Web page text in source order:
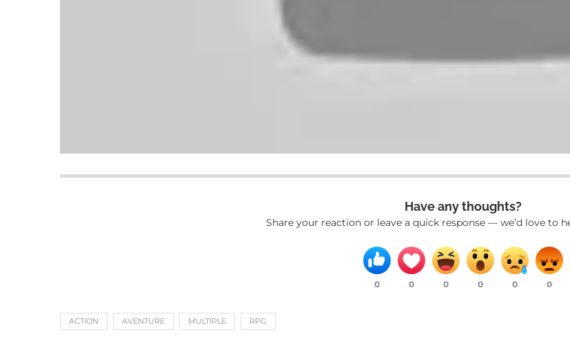
Have any thoughts?
Share your reaction or leave a quick response — we’d love to
0 0 0 0 0 0
ACTION AVENTURE MULTIPLE RPG